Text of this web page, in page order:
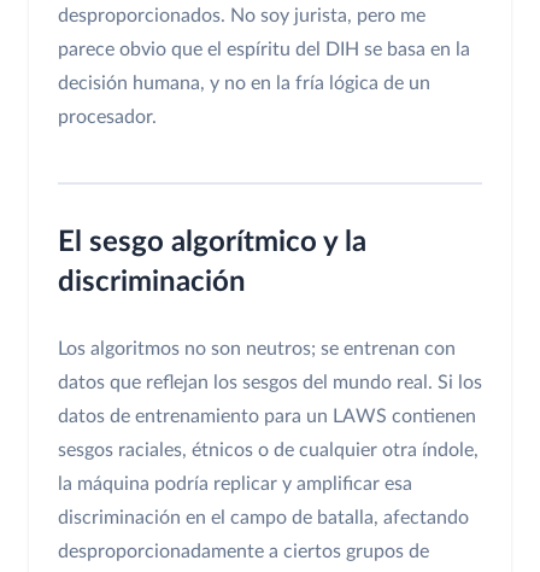
desproporcionados. No soy jurista, pero me
parece obvio que el espíritu del DIH se basa en la
decisión humana, y no en la fría lógica de un
procesador.
El sesgo algorítmico y la
discriminación
Los algoritmos no son neutros; se entrenan con
datos que reflejan los sesgos del mundo real. Si los
datos de entrenamiento para un LAWS contienen
sesgos raciales, étnicos o de cualquier otra índole,
la máquina podría replicar y amplificar esa
discriminación en el campo de batalla, afectando
desproporcionadamente a ciertos grupos de